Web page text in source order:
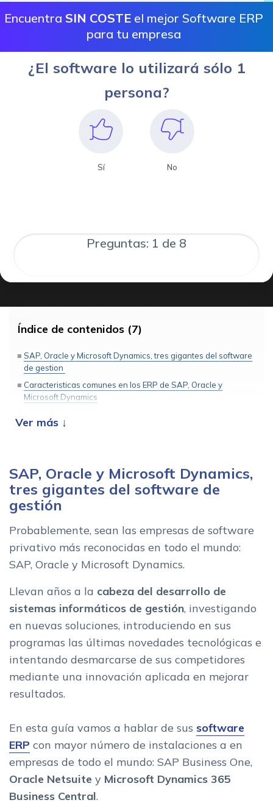
Encuentra SIN COSTEel mejor Software ERP
para tu empresa
¿El software lo utilizará sólo 1
persona?
Sí No
Preguntas: 1 de 8
Índice de contenidos (7)
SAP, Oracle y Microsoft Dynamics, tres gigantes del software
de gestion
Caracteristicas comunes en los ERP de SAP, Oracle y
Microsoft Dynamics
Comparativa Microsoft Dynamics
Despues de esta comparativa de SAP, encuentra el software
que mejor se adapta a tu empresa
SAP, Oracle y Microsoft Dynamics,
tres gigantes del software de
gestión
Probablemente, sean las empresas de software
privativo más reconocidas en todo el mundo:
SAP, Oracle y Microsoft Dynamics.
Llevan años a la cabeza del desarrollo de
sistemas informáticos de gestión, investigando
en nuevas soluciones, introduciendo en sus
programas las últimas novedades tecnológicas e
intentando desmarcarse de sus competidores
mediante una innovación aplicada en mejorar
resultados.
En esta guía vamos a hablar de sus software
ERP con mayor número de instalaciones a en
empresas de todo el mundo: SAP Business One,
Oracle Netsuite y Microsoft Dynamics 365
Business Central.